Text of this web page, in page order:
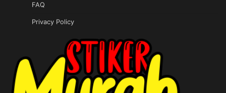
FAQ
Privacy Policy